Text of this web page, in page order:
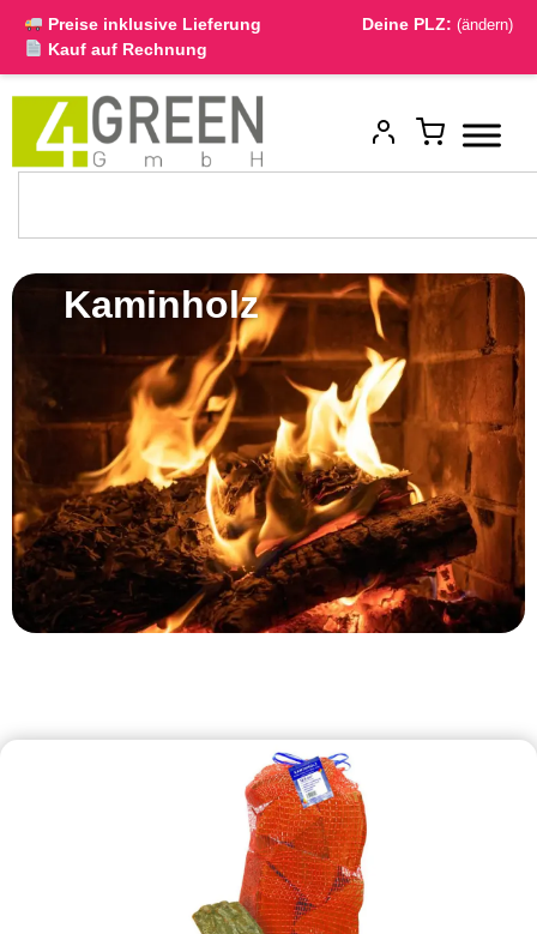
Preise inklusive Lieferung Deine PLZ: (ändern)
Kauf auf Rechnung
Kaminholz